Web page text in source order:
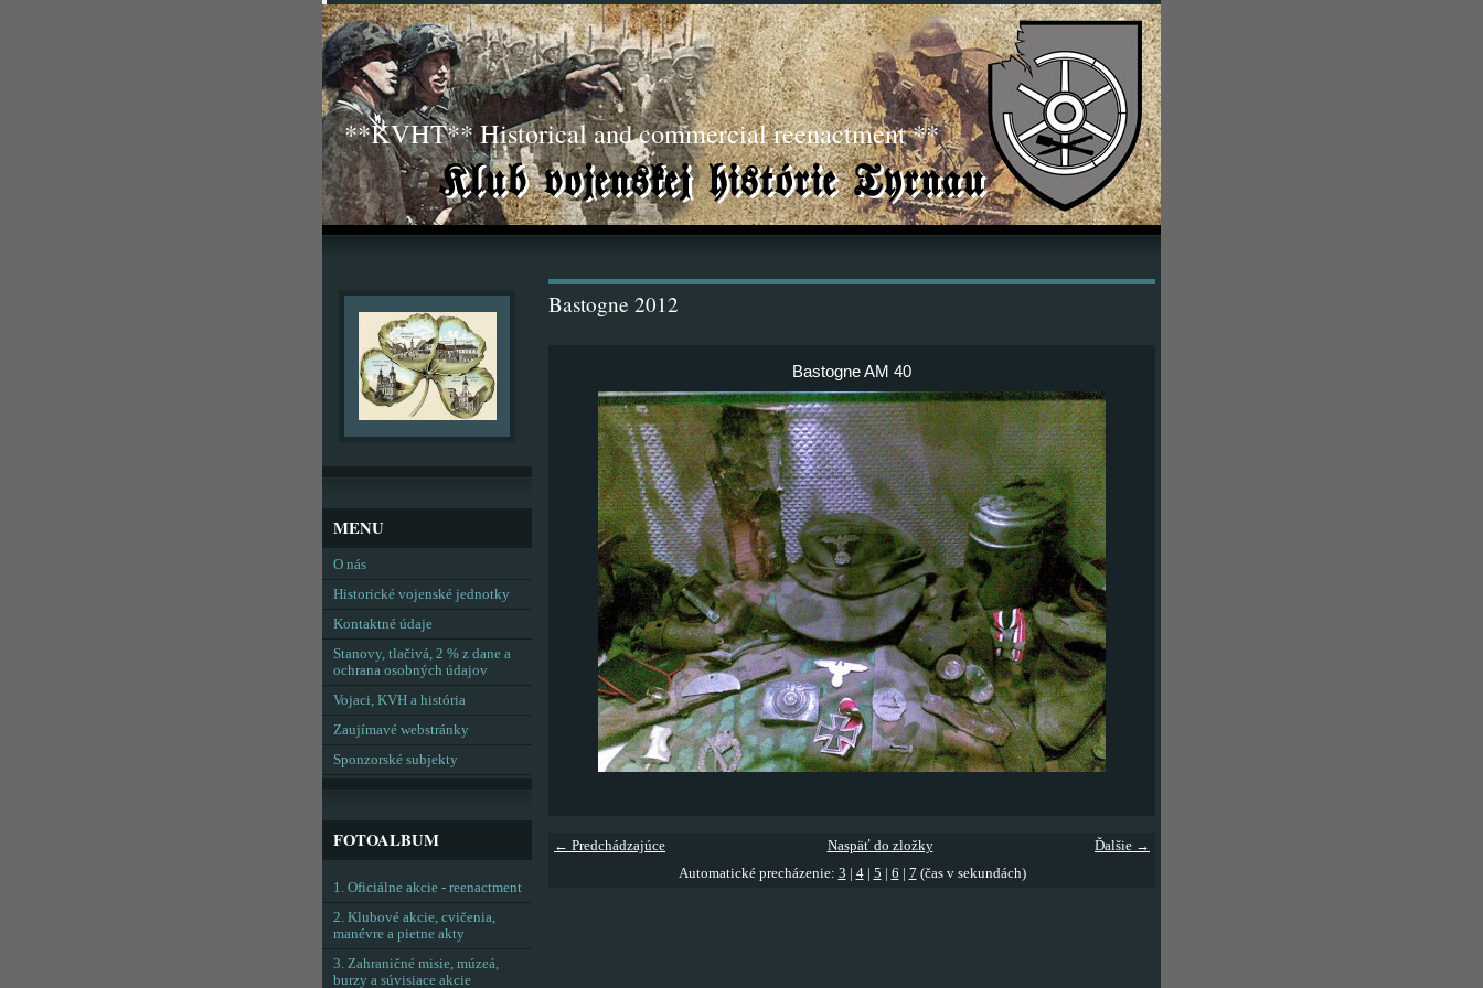
**KVHT** Historical and commercial reenactment **
Bastogne 2012
Bastogne AM 40
← Predchádzajúce Ďalšie →
Naspäť do zložky
Automatické precházenie: 3 4| 5 6 7 (čas v sekundách)
MENU
O nás
Historické vojenské jednotky
Kontaktné údaje
Stanovy, tlačivá, 2 % z dane a
ochrana osobných údajov
Vojaci, KVH a história
Zaujímavé webstránky
Sponzorské subjekty
FOTOALBUM
1. Oficiálne akcie - reenactment
2. Klubové akcie, cvičenia,
manévre a pietne akty
3. Zahraničné misie, múzeá,
burzy a súvisiace akcie